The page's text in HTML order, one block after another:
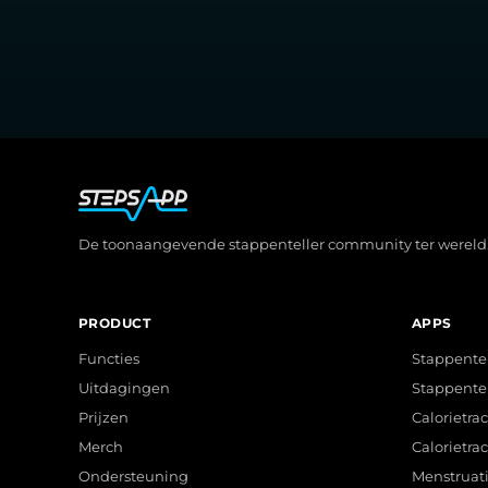
De toonaangevende stappenteller community ter wereld.
PRODUCT
Functies
Uitdagingen
Prijzen
Merch
Ondersteuning
APPS